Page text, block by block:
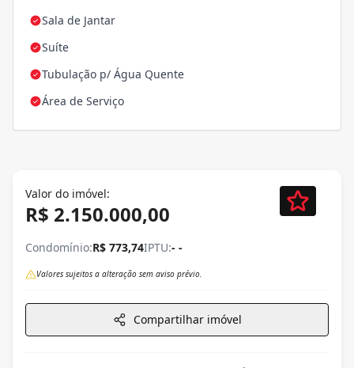
Sala de Jantar
Suíte
Tubulação p/ Água Quente
Área de Serviço
Valor do imóvel:
R$ 2.150.000,00
Condomínio:R$ 773,74IPTU:- -
Valores sujeitos a alteração sem aviso prévio.
Compartilhar imóvel